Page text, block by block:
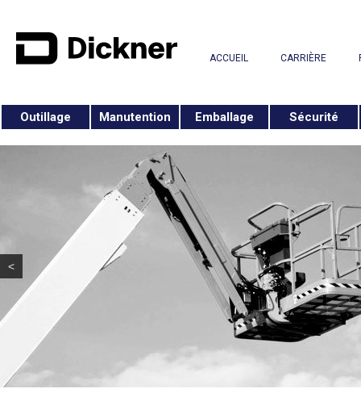
ACCUEIL CARRIÈRE
Outillage Manutention Emballage Sécurité
<